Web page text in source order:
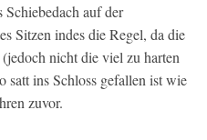
auf der
Sitzen indes die Regel, da die
nicht die viel zu harten
satt ins Schloss gefallen ist wie
zuvor.